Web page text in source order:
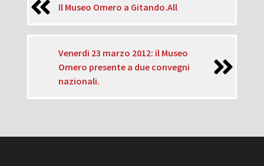
Il Museo Omero a Gitando.All
Venerdi 23 marzo 2012: il Museo
Omero presente a due convegni
nazionali.